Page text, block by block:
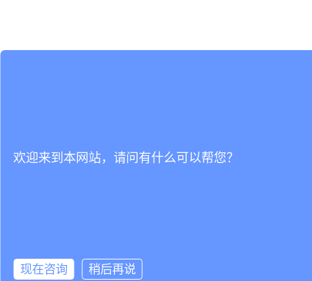
欢迎来到本网站，请问有什么可以帮您？
现在咨询 稍后再说